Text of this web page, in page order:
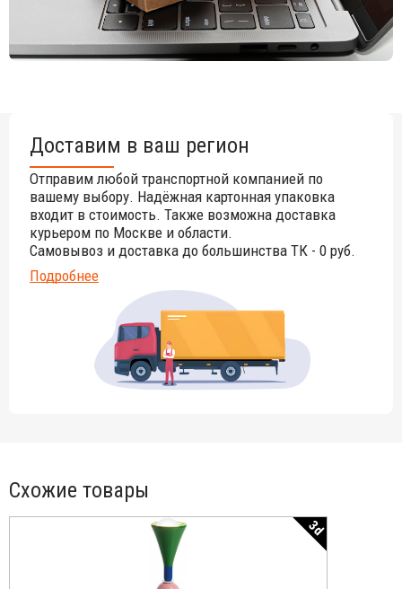
Для уточнения всех возможных вариантов материала и
цвета данного изделия обращайтесь к нашим
менеджерам!
Доставим в ваш регион
Отправим любой транспортной компанией по
вашему выбору. Надёжная картонная упаковка
входит в стоимость. Также возможна доставка
курьером по Москве и области.
Самовывоз и доставка до большинства ТК - 0 руб.
Подробнее
Схожие товары
3d